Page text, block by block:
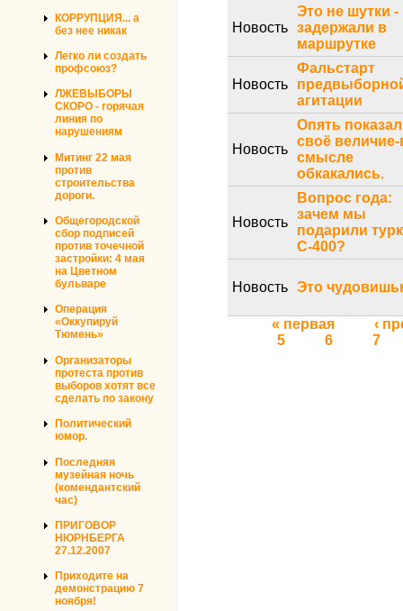
КОРРУПЦИЯ... а
без нее никак
Легко ли создать
профсоюз?
ЛЖЕВЫБОРЫ
СКОРО - горячая
линия по
нарушениям
Митинг 22 мая
против
строительства
дороги.
Общегородской
сбор подписей
против точечной
застройки: 4 мая
на Цветном
бульваре
Операция
«Оккупируй
Тюмень»
Организаторы
протеста против
выборов хотят все
сделать по закону
Политический
юмор.
Последняя
музейная ночь
(комендантский
час)
ПРИГОВОР
НЮРНБЕРГА
27.12.2007
Приходите на
демонстрацию 7
ноября!
Новость
Это не шутки -
задержали в
маршрутке
Новость
Фальстарт
агитации
Новость
Опять
своё величие-
смысле
обкакались.
Новость
Вопрос года:
зачем мы
подарили
С-400?
Новость Это
Страницы
« первая
‹
5
6 7